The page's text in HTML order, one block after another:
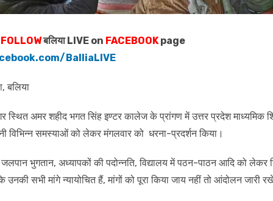
FOLLOWबलिया LIVE on FACEBOOK page
BalliaLIVE
बलिया
स्थित अमर शहीद भगत सिंह इण्टर कालेज के प्रांगण में उत्तर प्रदेश माध्यमिक
विभिन्न समस्याओं को लेकर मंगलवार को धरना-प्रदर्शन किया।
जलपान भुगतान, अध्यापकों की पदोन्नति, विद्यालय में पठन-पाठन आदि को लेकर
उनकी सभी मांगे न्यायोचित हैं, मांगों को पूरा किया जाय नहीं तो आंदोलन जारी